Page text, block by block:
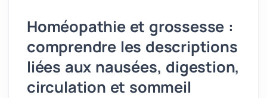
Homéopathie et grossesse :
comprendre les descriptions
liées aux nausées, digestion,
circulation et sommeil